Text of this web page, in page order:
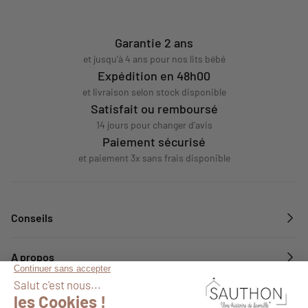
Garantie 2 ans
et jusqu'à 4 ans pour nos lits bébé
Expédition en 48h00
et livraison selon stock disponible
Satisfait ou remboursé
14 jours pour changer d'avis
Paiement sécurisé
et paiement 3x sans frais disponible
Conseils
A propos
Services